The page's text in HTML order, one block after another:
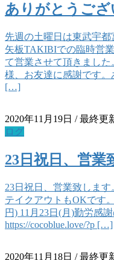
ありがとうござ
先週の土曜日は東武宇
矢板TAKIBIでの臨時営
て営業させて頂きまし
様、お友達に感謝です
[…]
2020年11月19日 / 最終更
ログ
23日祝日、営業
23日祝日、営業致しま
テイクアウトもOKです
円) 11月23日(月)勤労感
https://cocoblue.love/?p […]
2020年11月18日 / 最終更